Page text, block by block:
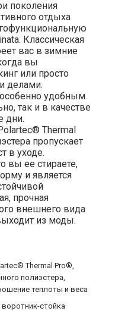
поколения
отдыха
Классическая
вас в зимние
вы
или просто
делами.
удобным.
так и в качестве
дни.
Thermal
пропускает
в уходе.
вы ее стираете,
и является
прочная
внешнего вида
из моды.
Thermal Pro®,
полиэстера,
теплоты и веса
стойка